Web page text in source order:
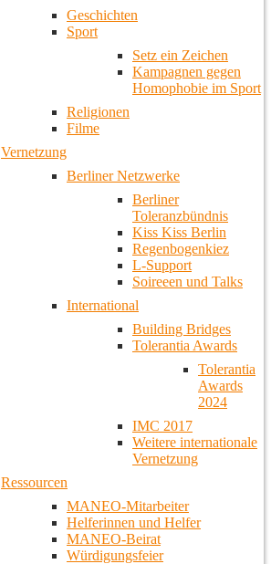
Geschichten
Sport
Setz ein Zeichen
Kampagnen gegen
Homophobie im Sport
Religionen
Filme
Vernetzung
Berliner Netzwerke
Berliner
Toleranzbündnis
Kiss Kiss Berlin
Regenbogenkiez
L-Support
Soireeen und Talks
International
Building Bridges
Tolerantia Awards
Tolerantia
Awards
2024
IMC 2017
Weitere internationale
Vernetzung
Ressourcen
MANEO-Mitarbeiter
Helferinnen und Helfer
MANEO-Beirat
Würdigungsfeier